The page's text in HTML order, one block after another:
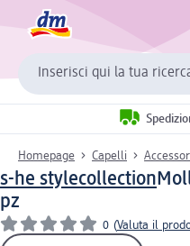
Inserisci qui la tua
Homepage Capelli
s-he stylecollection
pz
0 (Valuta il